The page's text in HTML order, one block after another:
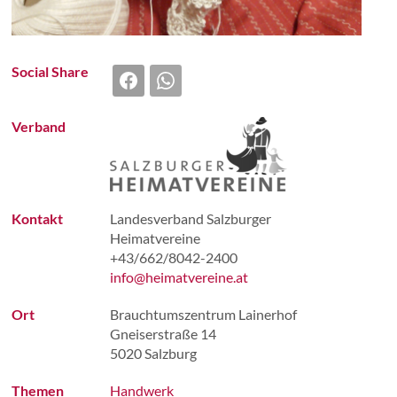
Social Share
Verband
Kontakt
Landesverband Salzburger
Heimatvereine
+43/662/8042-2400
info@heimatvereine.at
Ort
Brauchtumszentrum Lainerhof
Gneiserstraße 14
5020 Salzburg
Themen Handwerk